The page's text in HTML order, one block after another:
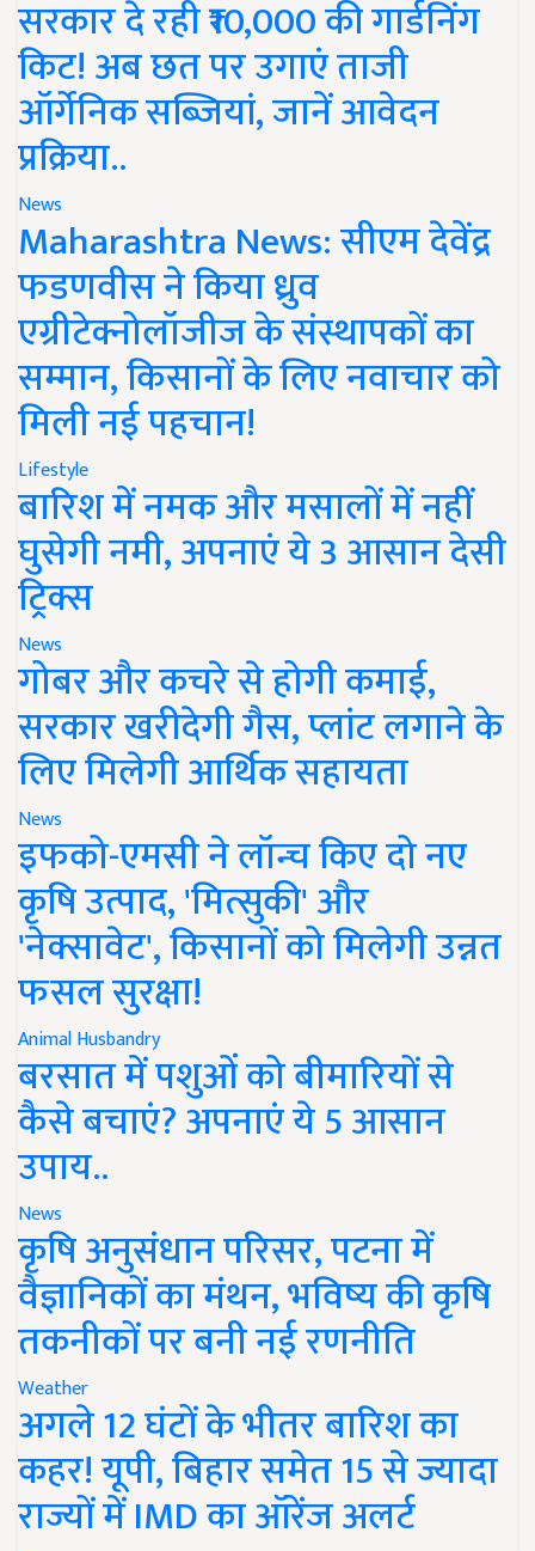
सरकार दे रही ₹10,000 की गार्डनिंग
किट! अब छत पर उगाएं ताजी
ऑर्गेनिक सब्जियां, जानें आवेदन
प्रक्रिया..
News
Maharashtra News: सीएम देवेंद्र
फडणवीस ने किया ध्रुव
एग्रीटेक्नोलॉजीज के संस्थापकों का
सम्मान, किसानों के लिए नवाचार को
मिली नई पहचान!
Lifestyle
बारिश में नमक और मसालों में नहीं
घुसेगी नमी, अपनाएं ये 3 आसान देसी
ट्रिक्स
News
गोबर और कचरे से होगी कमाई,
सरकार खरीदेगी गैस, प्लांट लगाने के
लिए मिलेगी आर्थिक सहायता
News
इफको-एमसी ने लॉन्च किए दो नए
कृषि उत्पाद, 'मित्सुकी' और
'नेक्सावेट', किसानों को मिलेगी उन्नत
फसल सुरक्षा!
Animal Husbandry
बरसात में पशुओं को बीमारियों से
कैसे बचाएं? अपनाएं ये 5 आसान
उपाय..
News
कृषि अनुसंधान परिसर, पटना में
वैज्ञानिकों का मंथन, भविष्य की कृषि
तकनीकों पर बनी नई रणनीति
Weather
अगले 12 घंटों के भीतर बारिश का
कहर! यूपी, बिहार समेत 15 से ज्यादा
राज्यों में IMD का ऑरेंज अलर्ट